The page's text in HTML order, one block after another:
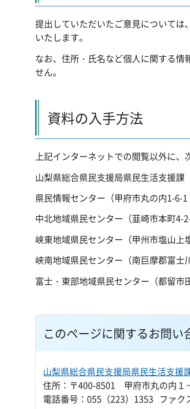
提出していただいたご意見について
いたします。
なお、住所・氏名など個人に関する
せん。
資料の入手方法
上記インターネットでの閲覧以外に、
山梨県総合県民支援局県民生活支援
県民情報センター（甲府市丸の内1-6-
中北地域県民センター（韮崎市本町4-
峡東地域県民センター（甲州市塩山
峡南地域県民センター（南巨摩郡富
富士・東部地域県民センター（都留
このページに関するお問い
山梨県総合県民支援局県民生活支援
住所：〒400-8501 甲府市丸の内１
電話番号：055（223）1353 ファク